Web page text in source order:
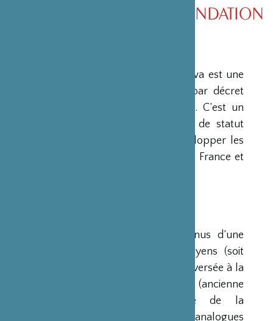
PRÉSENTATION DE LA FONDATION
La Fondation Franco-Japonaise Sasakawa est une
fondation reconnue d’utilité publique par décret
du Premier Ministre du 23 mars 1990. C’est un
organisme privé, sans but lucratif et de statut
français, qui a pour mission de « développer les
relations culturelles et d’amitié entre la France et
Ses ressources proviennent des revenus d’une
dotation initiale de trois milliards de yens (soit
environ 20 millions d’euros à l’époque) versée à la
France par la Fondation Nippon (ancienne
Fondation de l’Industrie Japonaise de la
Construction Navale). Des institutions analogues